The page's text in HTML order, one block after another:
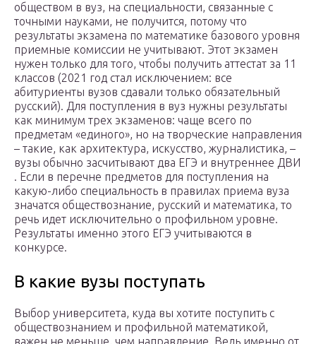
обществом в вуз, на специальности, связанные с
точными науками, не получится, потому что
результаты экзамена по математике базового уровня
приемные комиссии не учитывают. Этот экзамен
нужен только для того, чтобы получить аттестат за 11
классов (2021 год стал исключением: все
абитуриенты вузов сдавали только обязательный
русский). Для поступления в вуз нужны результаты
как минимум трех экзаменов: чаще всего по
предметам «единого», но на творческие направления
– такие, как архитектура, искусство, журналистика, –
вузы обычно засчитывают два ЕГЭ и внутреннее ДВИ
. Если в перечне предметов для поступления на
какую-либо специальность в правилах приема вуза
значатся обществознание, русский и математика, то
речь идет исключительно о профильном уровне.
Результаты именно этого ЕГЭ учитываются в
конкурсе.
В какие вузы поступать
Выбор университета, куда вы хотите поступить с
обществознанием и профильной математикой,
важен не меньше, чем направление. Ведь именно от